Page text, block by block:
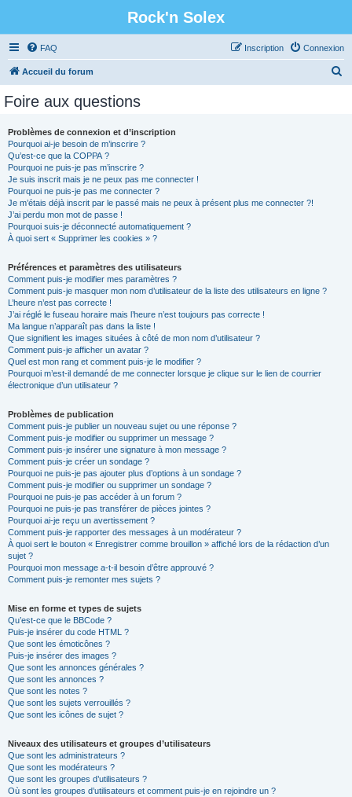
Rock'n Solex
FAQ Connexion
Inscription
Accueil du forum
Foire aux questions
Problèmes de connexion et d’inscription
Pourquoi ai-je besoin de m’inscrire ?
Qu’est-ce que la COPPA ?
Pourquoi ne puis-je pas m’inscrire ?
Je suis inscrit mais je ne peux pas me connecter !
Pourquoi ne puis-je pas me connecter ?
Je m’étais déjà inscrit par le passé mais ne peux à présent plus me connecter ?!
J’ai perdu mon mot de passe !
Pourquoi suis-je déconnecté automatiquement ?
À quoi sert « Supprimer les cookies » ?
Préférences et paramètres des utilisateurs
Comment puis-je modifier mes paramètres ?
Comment puis-je masquer mon nom d’utilisateur de la liste des utilisateurs en ligne ?
L’heure n’est pas correcte !
J’ai réglé le fuseau horaire mais l’heure n’est toujours pas correcte !
Ma langue n’apparaît pas dans la liste !
Que signifient les images situées à côté de mon nom d’utilisateur ?
Comment puis-je afficher un avatar ?
Quel est mon rang et comment puis-je le modifier ?
Pourquoi m’est-il demandé de me connecter lorsque je clique sur le lien de courrier
électronique d’un utilisateur ?
Problèmes de publication
Comment puis-je publier un nouveau sujet ou une réponse ?
Comment puis-je modifier ou supprimer un message ?
Comment puis-je insérer une signature à mon message ?
Comment puis-je créer un sondage ?
Pourquoi ne puis-je pas ajouter plus d’options à un sondage ?
Comment puis-je modifier ou supprimer un sondage ?
Pourquoi ne puis-je pas accéder à un forum ?
Pourquoi ne puis-je pas transférer de pièces jointes ?
Pourquoi ai-je reçu un avertissement ?
Comment puis-je rapporter des messages à un modérateur ?
À quoi sert le bouton « Enregistrer comme brouillon » affiché lors de la rédaction d’un
sujet ?
Pourquoi mon message a-t-il besoin d’être approuvé ?
Comment puis-je remonter mes sujets ?
Mise en forme et types de sujets
Qu’est-ce que le BBCode ?
Puis-je insérer du code HTML ?
Que sont les émoticônes ?
Puis-je insérer des images ?
Que sont les annonces générales ?
Que sont les annonces ?
Que sont les notes ?
Que sont les sujets verrouillés ?
Que sont les icônes de sujet ?
Niveaux des utilisateurs et groupes d’utilisateurs
Que sont les administrateurs ?
Que sont les modérateurs ?
Que sont les groupes d’utilisateurs ?
Où sont les groupes d’utilisateurs et comment puis-je en rejoindre un ?